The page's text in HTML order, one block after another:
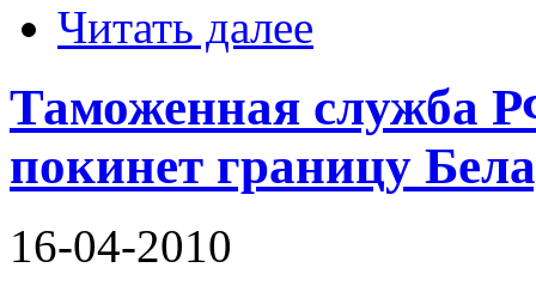
Читать далее
Таможенная служба
покинет границу
16-04-2010